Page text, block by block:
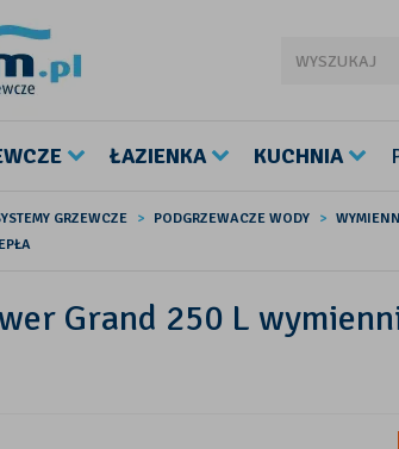
ŁAZIENKA KUCHNIA
GRZEWCZE PODGRZEWACZE WODY
Grand 250 L